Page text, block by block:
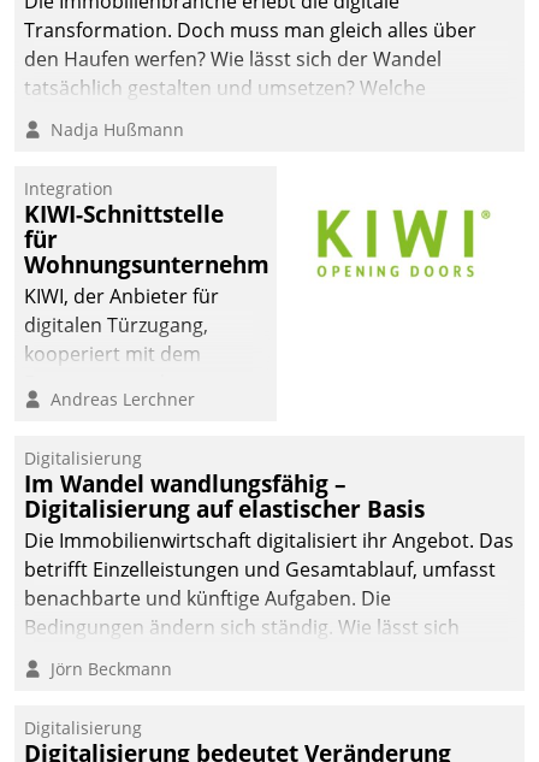
automatisiert, vollständig
und auf Wunsch über
mehrere zuvor
Kommunikationswege bei
Transformation. Doch muss man gleich alles über
den Haufen werfen? Wie lässt sich der Wandel
tatsächlich gestalten und umsetzen? Welche
Argumente zählen wirklich?
Nadja Hußmann
Integration
KIWI-Schnittstelle
für
Wohnungsunternehmen
KIWI, der Anbieter für
digitalen Türzugang,
kooperiert mit dem
Softwareentwicklungshaus
Andreas Lerchner
Digitalisierung
Im Wandel wandlungsfähig –
Digitalisierung auf elastischer Basis
Die Immobilienwirtschaft digitalisiert ihr Angebot. Das
betrifft Einzelleistungen und Gesamtablauf, umfasst
benachbarte und künftige Aufgaben. Die
Bedingungen ändern sich ständig. Wie lässt sich
technisch die Kontrolle wahren und zugleich Freiraum
fürs Wachsen öffnen?
Jörn Beckmann
Digitalisierung
Digitalisierung bedeutet Veränderung